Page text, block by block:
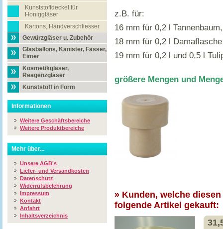
Kunststoffdeckel für
Honiggläser
Kartons, Handverschliesser
Gewürzgläser u. Zubehör
Glasballons, Kanister, Fässer,
Eimer
Kosmetikgläser,
Reagenzgläser
Kunststoff in Form
Informationen
Weitere Geschäftsbereiche
Weitere Produktbereiche
Mehr über...
Unsere AGB's
Liefer- und Versandkosten
Datenschutz
Widerrufsbelehrung
Impressum
Kontakt
Anfahrt
Inhaltsverzeichnis
z.B. für:
16 mm für 0,2 l
18 mm für 0,2 l Damaflasche
19 mm für 0,2 l und 0,5 l
größere Mengen und
» Kunden, welche
folgende Artikel gekauft: